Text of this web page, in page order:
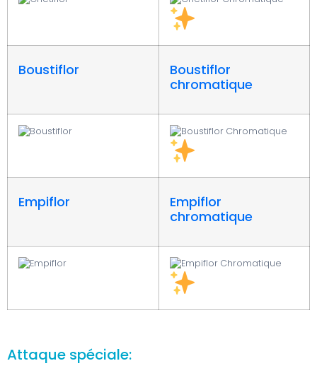
Boustiflor
Boustiflor
chromatique
Empiflor
Empiflor
chromatique
Attaque spéciale: